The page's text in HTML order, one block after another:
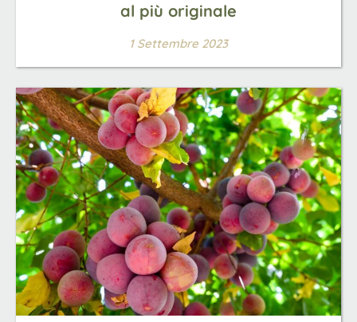
al più originale
1 Settembre 2023